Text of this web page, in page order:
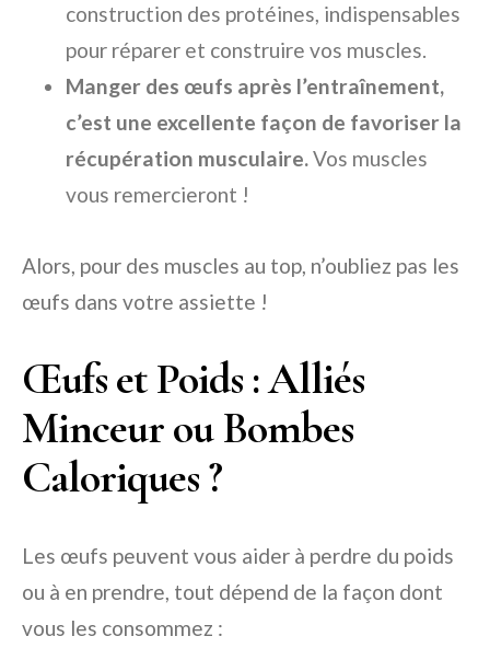
construction des protéines, indispensables
pour réparer et construire vos muscles.
Manger des œufs après l’entraînement,
c’est une excellente façon de favoriser la
récupération musculaire.Vos muscles
vous remercieront !
Alors, pour des muscles au top, n’oubliez pas les
œufs dans votre assiette !
Œufs et Poids : Alliés
Minceur ou Bombes
Caloriques ?
Les œufs peuvent vous aider à perdre du poids
ou à en prendre, tout dépend de la façon dont
vous les consommez :